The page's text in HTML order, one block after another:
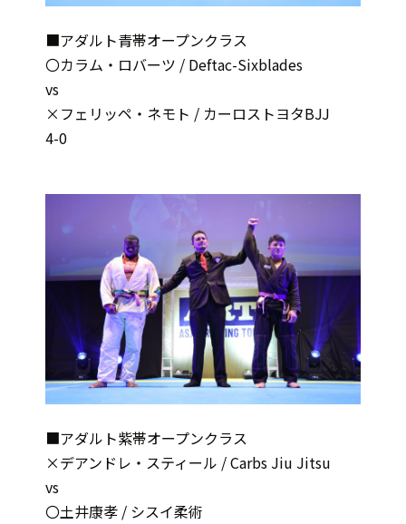
■アダルト青帯オープンクラス
〇カラム・ロバーツ / Deftac-Sixblades
vs
×フェリッペ・ネモト / カーロストヨタBJJ
4-0
■アダルト紫帯オープンクラス
×デアンドレ・スティール / Carbs Jiu Jitsu
vs
〇土井康孝 / シスイ柔術